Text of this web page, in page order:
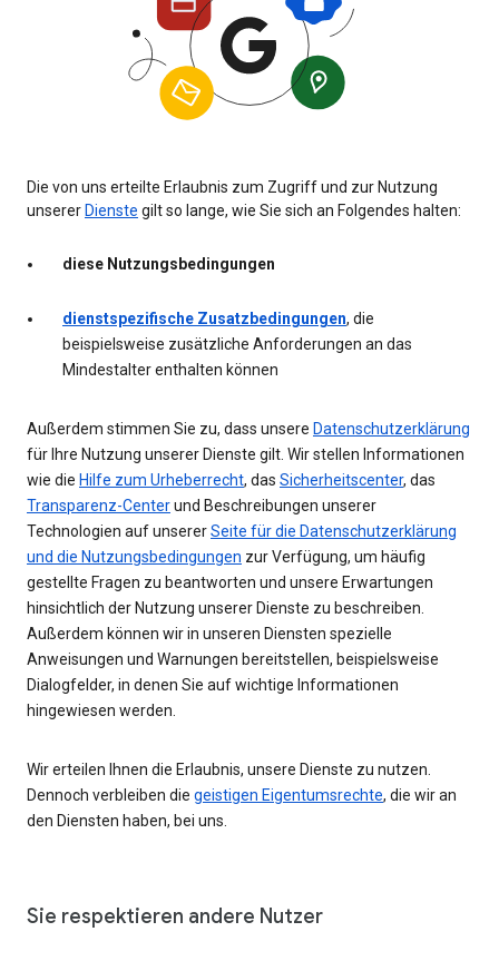
Die von uns erteilte Erlaubnis zum Zugriff und zur Nutzung
unsererDienste gilt so lange, wie Sie sich an Folgendes halten:
diese Nutzungsbedingungen
dienstspezifische Zusatzbedingungen, die
beispielsweise zusätzliche Anforderungen an das
Mindestalter enthalten können
Außerdem stimmen Sie zu, dass unsere Datenschutzerklärung
für Ihre Nutzung unserer Dienste gilt. Wir stellen Informationen
wie die Hilfe zum Urheberrecht, das Sicherheitscenter, das
Transparenz-Centerund Beschreibungen unserer
Technologien auf unsererSeite für die Datenschutzerklärung
und die Nutzungsbedingungen zur Verfügung, um häufig
gestellte Fragen zu beantworten und unsere Erwartungen
hinsichtlich der Nutzung unserer Dienste zu beschreiben.
Außerdem können wir in unseren Diensten spezielle
Anweisungen und Warnungen bereitstellen, beispielsweise
Dialogfelder, in denen Sie auf wichtige Informationen
hingewiesen werden.
Wir erteilen Ihnen die Erlaubnis, unsere Dienste zu nutzen.
Dennoch verbleiben die geistigen Eigentumsrechte, die wir an
den Diensten haben, bei uns.
Sie respektieren andere Nutzer